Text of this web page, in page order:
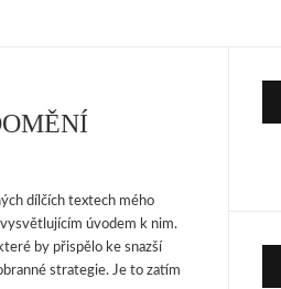
dílčích textech mého
úvodem k nim.
by přispělo ke snazší
strategie. Je to zatím